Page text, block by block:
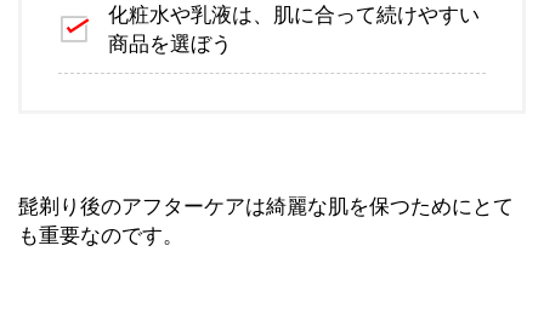
化粧水や乳液は、肌に合って続けやすい
商品を選ぼう
髭剃り後のアフターケアは綺麗な肌を保つためにとて
も重要なのです。